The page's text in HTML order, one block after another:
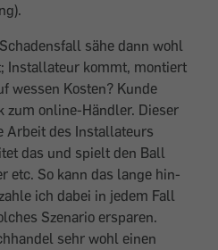
sähe dann wohl
Installateur kommt, montiert
wessen Kosten? Kunde
online-Händler. Dieser
Arbeit des Installateurs
das und spielt den Ball
etc. So kann das lange hin-
ich dabei in jedem Fall
Szenario ersparen.
sehr wohl einen